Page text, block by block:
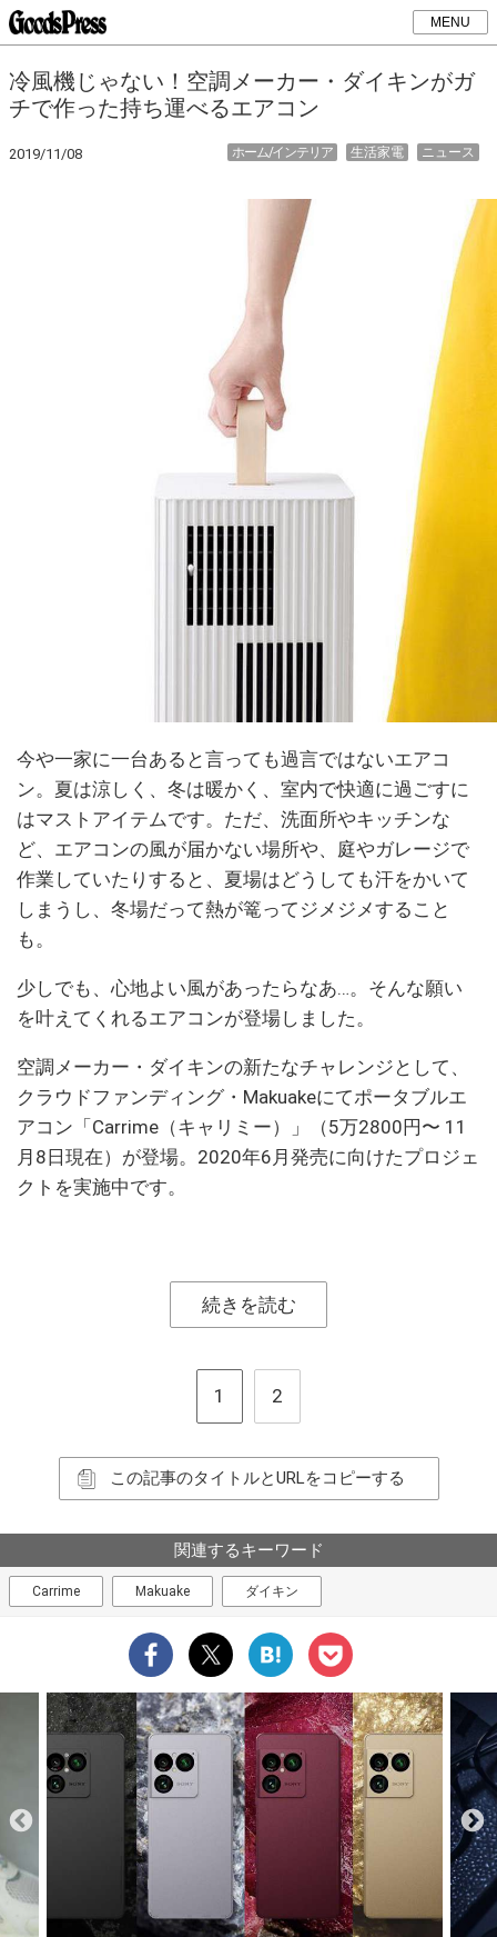
MENU
冷風機じゃない！空調メーカー・ダイキンがガ
チで作った持ち運べるエアコン
2019/11/08 ニュース
生活家電
ホーム/インテリア
今や一家に一台あると言っても過言ではないエアコ
ン。夏は涼しく、冬は暖かく、室内で快適に過ごすに
はマストアイテムです。ただ、洗面所やキッチンな
ど、エアコンの風が届かない場所や、庭やガレージで
作業していたりすると、夏場はどうしても汗をかいて
しまうし、冬場だって熱が篭ってジメジメすること
も。
少しでも、心地よい風があったらなあ…。そんな願い
を叶えてくれるエアコンが登場しました。
空調メーカー・ダイキンの新たなチャレンジとして、
クラウドファンディング・Makuakeにてポータブルエ
アコン「Carrime（キャリミー）」（5万2800円〜 11
月8日現在）が登場。2020年6月発売に向けたプロジェ
クトを実施中です。
続きを読む
1 2
この記事のタイトルとURLをコピーする
関連するキーワード
Carrime Makuake ダイキン